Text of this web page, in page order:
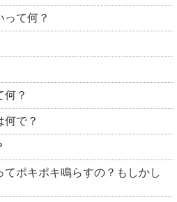
って何？
何？
何で？
ポキポキ鳴らすの？もしかし